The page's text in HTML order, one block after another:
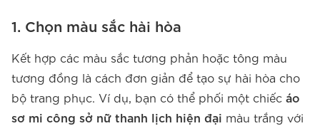
1. Chọn màu sắc hài hòa
Kết hợp các màu sắc tương phản hoặc tông màu
tương đồng là cách đơn giản để tạo sự hài hòa cho
bộ trang phục. Ví dụ, bạn có thể phối một chiếc áo
sơ mi công sở nữ thanh lịch hiện đại màu trắng với